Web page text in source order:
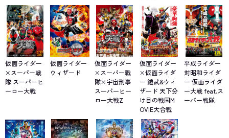
仮面ライダー
×スーパー戦
隊 スーパーヒ
ーロー大戦
仮面ライダー
ウィザード
仮面ライダー
×スーパー戦
隊×宇宙刑事
スーパーヒー
ロー大戦Z
仮面ライダー
×仮面ライダ
ー 鎧武&ウィ
ザード 天下分
け目の戦国M
OVIE大合戦
平成ライダー
対昭和ライダ
ー 仮面ライダ
ー大戦 feat.ス
ーパー戦隊